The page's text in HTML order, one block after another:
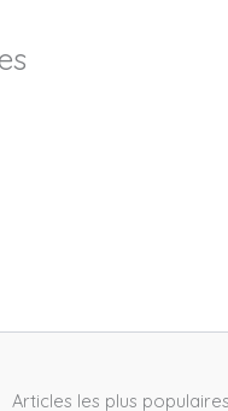
Articles les plus populaires